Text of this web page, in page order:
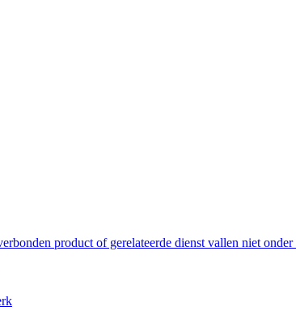
product of gerelateerde dienst vallen niet